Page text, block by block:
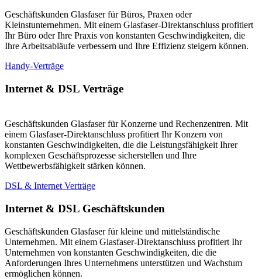
Geschäftskunden Glasfaser für Büros, Praxen oder
Kleinstunternehmen. Mit einem Glasfaser-Direktanschluss profitiert
Ihr Büro oder Ihre Praxis von konstanten Geschwindigkeiten, die
Ihre Arbeitsabläufe verbessern und Ihre Effizienz steigern können.
Handy-Verträge
Internet & DSL Verträge
Geschäftskunden Glasfaser für Konzerne und Rechenzentren. Mit
einem Glasfaser-Direktanschluss profitiert Ihr Konzern von
konstanten Geschwindigkeiten, die die Leistungsfähigkeit Ihrer
komplexen Geschäftsprozesse sicherstellen und Ihre
Wettbewerbsfähigkeit stärken können.
DSL & Internet Verträge
Internet & DSL Geschäftskunden
Geschäftskunden Glasfaser für kleine und mittelständische
Unternehmen. Mit einem Glasfaser-Direktanschluss profitiert Ihr
Unternehmen von konstanten Geschwindigkeiten, die die
Anforderungen Ihres Unternehmens unterstützen und Wachstum
ermöglichen können.